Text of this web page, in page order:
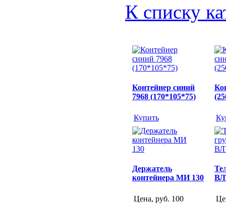
К списку
Контейнер синий
7968 (170*105*75)
Купить
Держатель
контейнера МИ 130
Цена, руб. 100